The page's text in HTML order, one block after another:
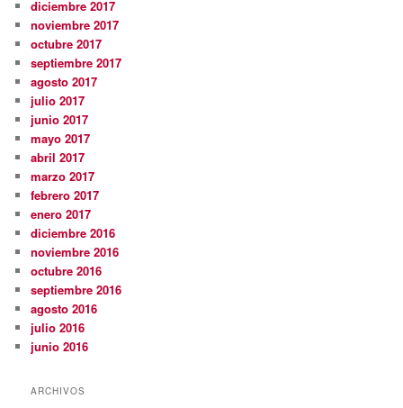
diciembre 2017
noviembre 2017
octubre 2017
septiembre 2017
agosto 2017
julio 2017
junio 2017
mayo 2017
abril 2017
marzo 2017
febrero 2017
enero 2017
diciembre 2016
noviembre 2016
octubre 2016
septiembre 2016
agosto 2016
julio 2016
junio 2016
ARCHIVOS